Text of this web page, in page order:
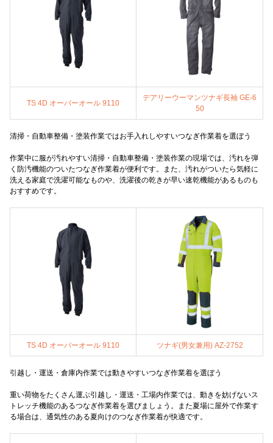
TS 4D オーバーオール 9110
デアリーウーマンツナギ長袖 GE-6
50
清掃・自動車整備・塗装作業ではお手入れしやすいつなぎ作業着を選ぼう
作業中に服が汚れやすい清掃・自動車整備・塗装作業の現場では、汚れを弾
く防汚機能のついたつなぎ作業着が便利です。また、汚れがついたら気軽に
洗える家庭で洗濯可能なものや、洗濯後の乾きが早い速乾機能があるものも
おすすめです。
TS 4D オーバーオール 9110 ツナギ(男女兼用) AZ-2752
引越し・運送・倉庫内作業では動きやすいつなぎ作業着を選ぼう
重い荷物をたくさん運ぶ引越し・運送・工場内作業では、動きを妨げないス
トレッチ機能のあるつなぎ作業着を選びましょう。また夏場に屋外で作業す
る場合は、通気性のある夏向けのつなぎ作業着が快適です。